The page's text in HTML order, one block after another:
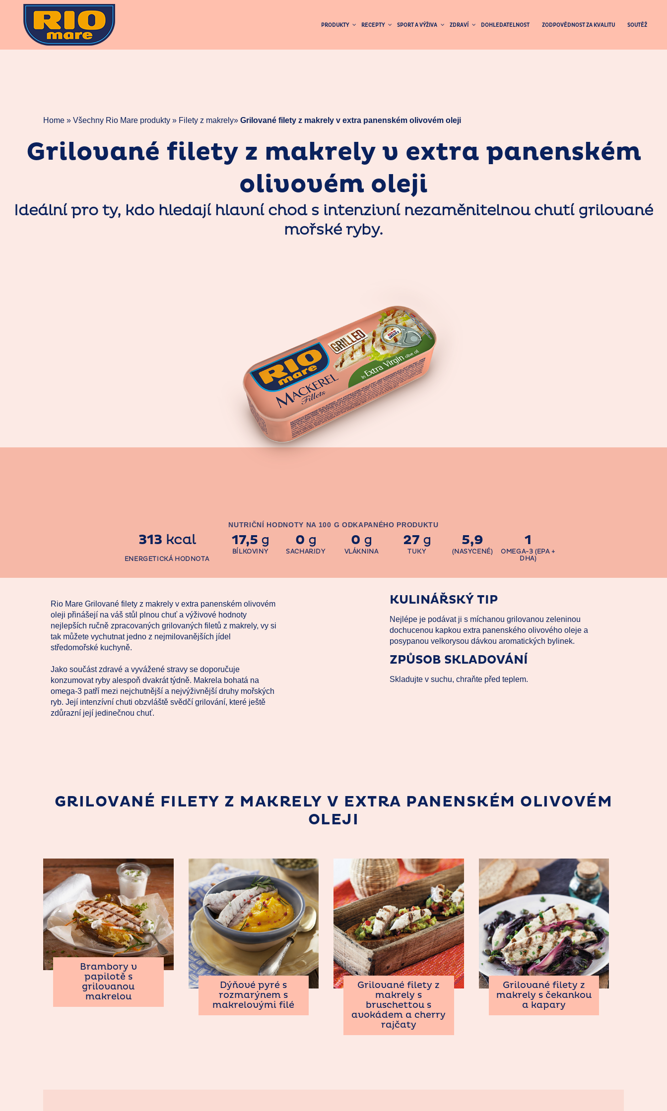
content
PRODUKTY RECEPTY SPORT A VÝŽIVA ZDRAVÍ DOHLEDATELNOST ZODPOVĚDNOST ZA KVALITU SOUTĚŽ
Home » Všechny Rio Mare produkty » Filety z makrely» Grilované filety z makrely v extra panenském olivovém oleji
Grilované filety z makrely v extra panenském
olivovém oleji
Ideální pro ty, kdo hledají hlavní chod s intenzivní nezaměnitelnou chutí grilované
mořské ryby.
NUTRIČNÍ HODNOTY NA 100 G ODKAPANÉHO PRODUKTU
313 kcal
ENERGETICKÁ HODNOTA
17,5 g
BÍLKOVINY
0 g
SACHARIDY
0 g
VLÁKNINA
27 g
TUKY
5,9
(NASYCENÉ)
1
OMEGA-3 (EPA +
DHA)
Rio Mare Grilované filety z makrely v extra panenském olivovém
oleji přinášejí na váš stůl plnou chuť a výživové hodnoty
nejlepších ručně zpracovaných grilovaných filetů z makrely, vy si
tak můžete vychutnat jedno z nejmilovanějších jídel
středomořské kuchyně.
Jako součást zdravé a vyvážené stravy se doporučuje
konzumovat ryby alespoň dvakrát týdně. Makrela bohatá na
omega-3 patří mezi nejchutnější a nejvýživnější druhy mořských
ryb. Její intenzívní chuti obzvláště svědčí grilování, které ještě
zdůrazní její jedinečnou chuť.
KULINÁŘSKÝ TIP
Nejlépe je podávat ji s míchanou grilovanou zeleninou
dochucenou kapkou extra panenského olivového oleje a
posypanou velkorysou dávkou aromatických bylinek.
ZPŮSOB SKLADOVÁNÍ
Skladujte v suchu, chraňte před teplem.
GRILOVANÉ FILETY Z MAKRELY V EXTRA PANENSKÉM OLIVOVÉM
OLEJI
Brambory v
papilotě s
grilovanou
makrelou
Dýňové pyré s
rozmarýnem s
makrelovými filé
Grilované filety z
makrely s
bruschettou s
avokádem a cherry
rajčaty
Grilované filety z
makrely s čekankou
a kapary